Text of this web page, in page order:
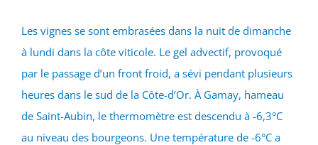
Les vignes se sont embrasées dans la nuit de dimanche
à lundi dans la côte viticole. Le gel advectif, provoqué
par le passage d’un front froid, a sévi pendant plusieurs
heures dans le sud de la Côte-d’Or. À Gamay, hameau
de Saint-Aubin, le thermomètre est descendu à -6,3°C
au niveau des bourgeons. Une température de -6°C a